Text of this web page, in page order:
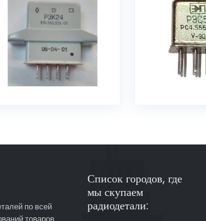
по всей
товаров
Список городов, где
мы скупаем
радиодетали: